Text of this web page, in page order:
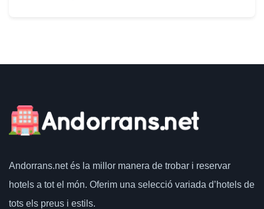
Andorrans.netés la millor manera de trobar i reservar
hotels a tot el món. Oferim una selecció variada d’hotels de
tots els preus i estils.